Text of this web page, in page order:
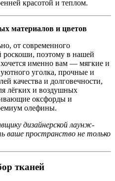
красотой и теплом.
материалов и цветов
от современного
роскоши, поэтому в нашей
именно вам — мягкие и
уголка, прочные и
качества и долговечности,
лёгких и воздушных
оксфорды и
олефины.
дизайнерской лаунж-
ваше пространство не только
тканей